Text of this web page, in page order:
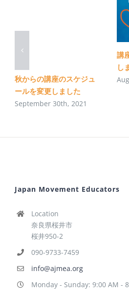
秋からの講座のスケジュ
ールを変更しました
September 30th, 2021
講
し
Japan Movement Educators
Location
奈良県桜井市
桜井950-2
090-9733-7459
info@ajmea.org
Monday - Sunday: 9:00 AM -